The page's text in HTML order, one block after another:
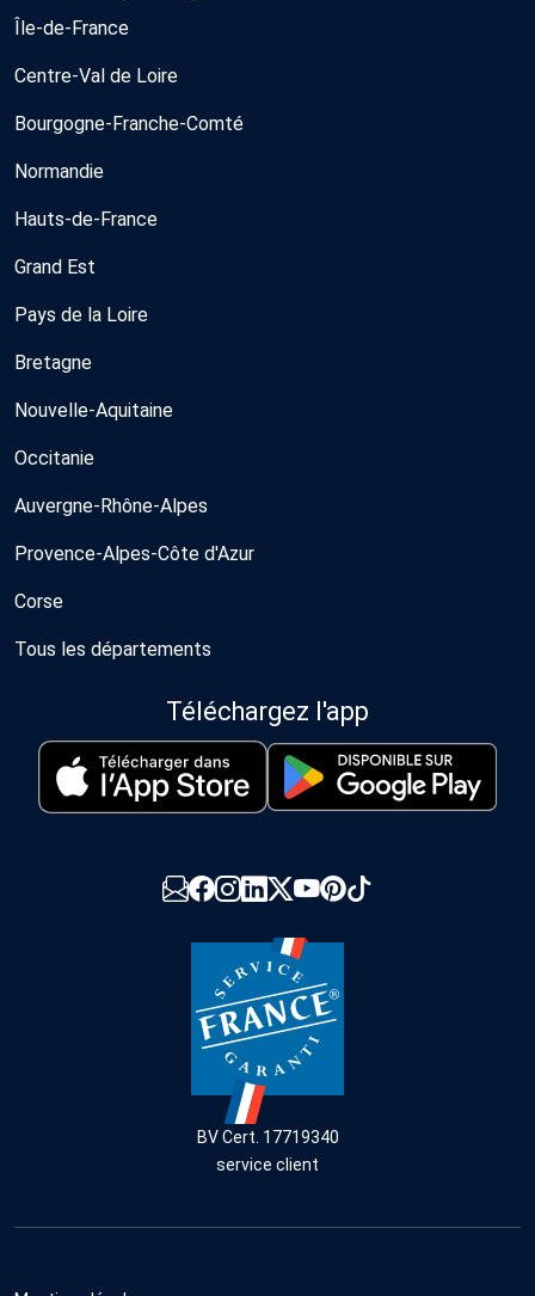
Île-de-France
Centre-Val de Loire
Bourgogne-Franche-Comté
Normandie
Hauts-de-France
Grand Est
Pays de la Loire
Bretagne
Nouvelle-Aquitaine
Occitanie
Auvergne-Rhône-Alpes
Provence-Alpes-Côte d'Azur
Corse
Tous les départements
Téléchargez l'app
BV Cert. 17719340
service client